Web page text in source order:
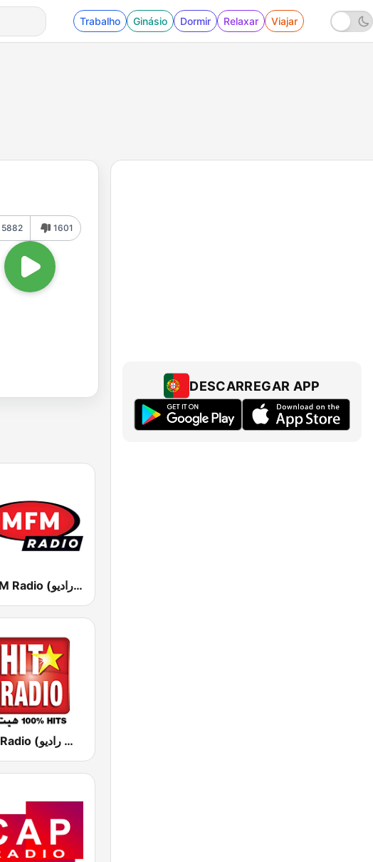
Trabalho Ginásio Dormir Relaxar Viajar
5882 1601
MFM Radio (مفم راديو)
Hit Radio (هيت راديو)
DESCARREGAR APP